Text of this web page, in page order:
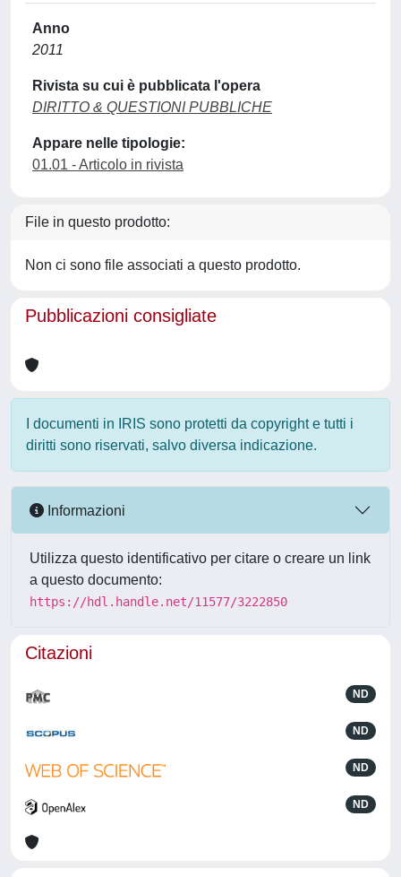
Anno
2011
Rivista su cui è pubblicata l'opera
DIRITTO & QUESTIONI PUBBLICHE
Appare nelle tipologie:
01.01 - Articolo in rivista
File in questo prodotto:
Non ci sono file associati a questo prodotto.
Pubblicazioni consigliate
I documenti in IRIS sono protetti da copyright e tutti i
diritti sono riservati, salvo diversa indicazione.
Informazioni
Utilizza questo identificativo per citare o creare un link
a questo documento:
https://hdl.handle.net/11577/3222850
Citazioni
ND
ND
ND
ND